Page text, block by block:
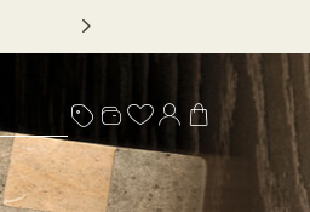
tempo limitado, em itens sinalizados